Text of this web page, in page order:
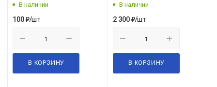
В наличии
100₽/шт
В КОРЗИНУ
В наличии
2 300₽/шт
В КОРЗИНУ